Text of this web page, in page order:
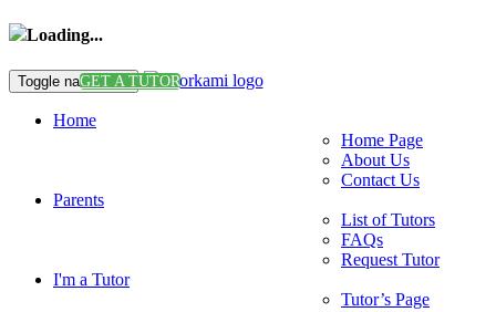
Loading...
Toggle navigationGET A TUTOR
Home
Home Page
About Us
Contact Us
Parents
List of Tutors
FAQs
Request Tutor
I'm a Tutor
Tutor’s Page